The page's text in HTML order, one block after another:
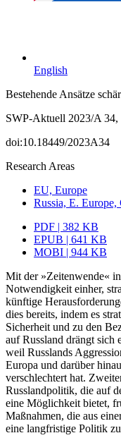
English
Bestehende Ansätze
SWP-Aktuell 2023/A 34,
doi:10.18449/2023A34
Research Areas
EU, Europe
Russia, E. Europe,
PDF | 382 KB
EPUB | 641 KB
MOBI | 944 KB
Mit der »Zeitenwende«
Notwendigkeit einher,
künftige
dies bereits, indem es
Sicherheit und zu den
auf Russ­land drängt sich
weil Russlands
Europa und darüber
verschlechtert hat.
Russlandpolitik, die auf
eine Möglichkeit bietet,
Maßnahmen, die aus
eine langfristige Politik